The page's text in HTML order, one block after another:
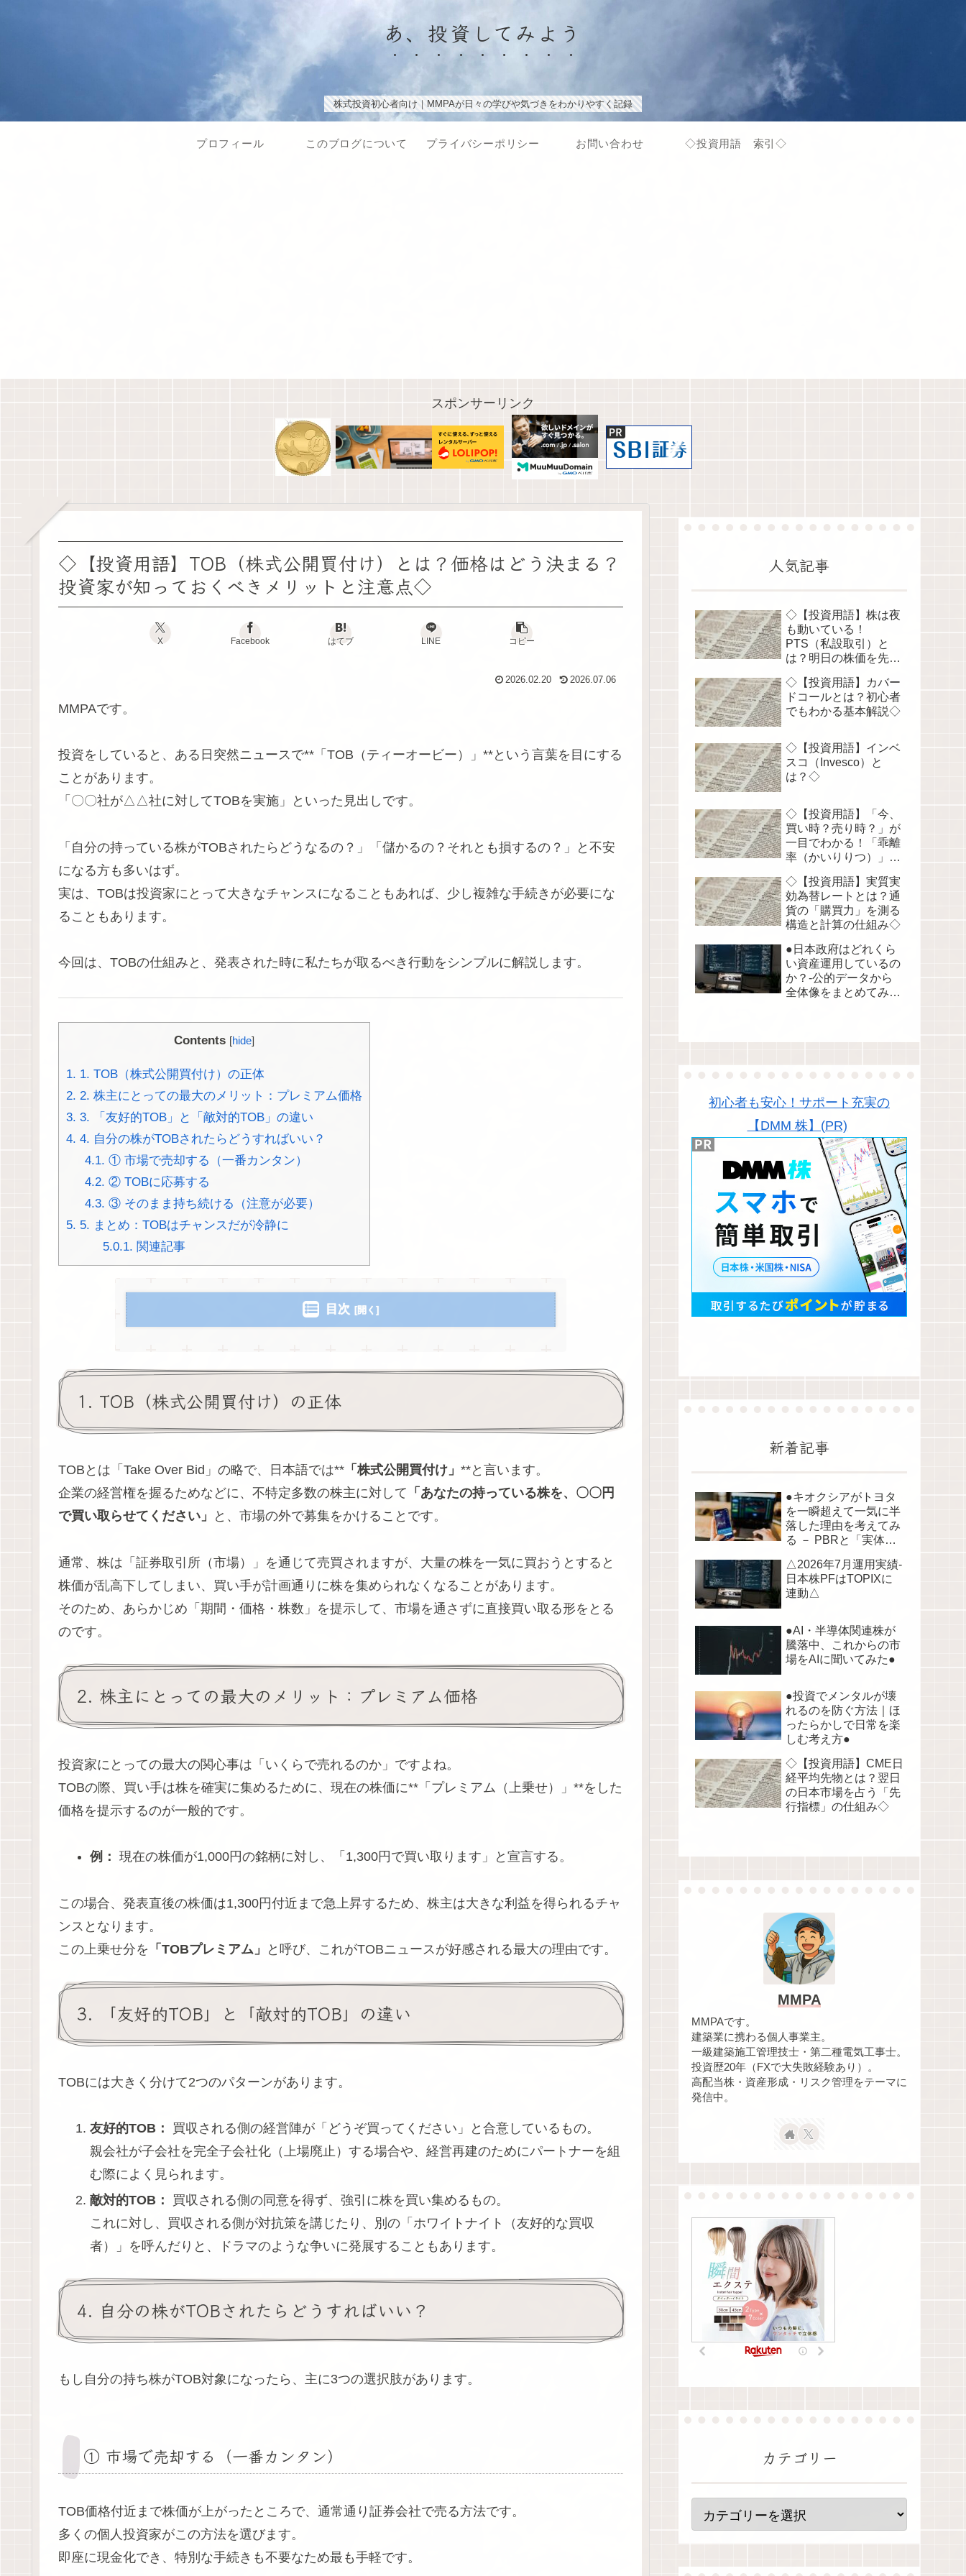
あ、投資してみよう
株式投資初心者向け｜MMPAが日々の学びや気づきをわかりやすく記録
プロフィール このブログについて プライバシーポリシー お問い合わせ ◇投資用語 索引◇
スポンサーリンク
◇【投資用語】TOB（株式公開買付け）とは？価格はどう決まる？
投資家が知っておくべきメリットと注意点◇
X Facebook はてブ LINE コピー
2026.02.20 2026.07.06
MMPAです。
投資をしていると、ある日突然ニュースで**「TOB（ティーオービー）」**という言葉を目にする
ことがあります。
「〇〇社が△△社に対してTOBを実施」といった見出しです。
「自分の持っている株がTOBされたらどうなるの？」「儲かるの？それとも損するの？」と不安
になる方も多いはず。
実は、TOBは投資家にとって大きなチャンスになることもあれば、少し複雑な手続きが必要にな
ることもあります。
今回は、TOBの仕組みと、発表された時に私たちが取るべき行動をシンプルに解説します。
Contents [hide]
1. 1. TOB（株式公開買付け）の正体
2. 2. 株主にとっての最大のメリット：プレミアム価格
3. 3. 「友好的TOB」と「敵対的TOB」の違い
4. 4. 自分の株がTOBされたらどうすればいい？
4.1. ① 市場で売却する（一番カンタン）
4.2. ② TOBに応募する
4.3. ③ そのまま持ち続ける（注意が必要）
5. 5. まとめ：TOBはチャンスだが冷静に
5.0.1. 関連記事
目次
1. TOB（株式公開買付け）の正体
TOBとは「Take Over Bid」の略で、日本語では** 「株式公開買付け」 **と言います。
企業の経営権を握るためなどに、不特定多数の株主に対して 「あなたの持っている株を、〇〇円
で買い取らせてください」
と、市場の外で募集をかけることです。
通常、株は「証券取引所（市場）」を通じて売買されますが、大量の株を一気に買おうとすると
株価が乱高下してしまい、買い手が計画通りに株を集められなくなることがあります。
そのため、あらかじめ「期間・価格・株数」を提示して、市場を通さずに直接買い取る形をとる
のです。
2. 株主にとっての最大のメリット：プレミアム価格
投資家にとっての最大の関心事は「いくらで売れるのか」ですよね。
TOBの際、買い手は株を確実に集めるために、現在の株価に**「プレミアム（上乗せ）」**をした
価格を提示するのが一般的です。
例： 現在の株価が1,000円の銘柄に対し、「1,300円で買い取ります」と宣言する。
この場合、発表直後の株価は1,300円付近まで急上昇するため、株主は大きな利益を得られるチャ
ンスとなります。
この上乗せ分を 「TOBプレミアム」 と呼び、これがTOBニュースが好感される最大の理由です。
3. 「友好的TOB」と「敵対的TOB」の違い
TOBには大きく分けて2つのパターンがあります。
友好的TOB：
買収される側の経営陣が「どうぞ買ってください」と合意しているもの。
親会社が子会社を完全子会社化（上場廃止）する場合や、経営再建のためにパートナーを組
む際によく見られます。
敵対的TOB：
買収される側の同意を得ず、強引に株を買い集めるもの。
これに対し、買収される側が対抗策を講じたり、別の「ホワイトナイト（友好的な買収
者）」を呼んだりと、ドラマのような争いに発展することもあります。
4. 自分の株がTOBされたらどうすればいい？
もし自分の持ち株がTOB対象になったら、主に3つの選択肢があります。
① 市場で売却する（一番カンタン）
TOB価格付近まで株価が上がったところで、通常通り証券会社で売る方法です。
多くの個人投資家がこの方法を選びます。
即座に現金化でき、特別な手続きも不要なため最も手軽です。
人気記事
◇【投資用語】株は夜
も動いている！
PTS（私設取引）と
は？明日の株価を先読
◇【投資用語】カバー
ドコールとは？初心者
でもわかる基本解説◇
◇【投資用語】インベ
スコ（Invesco）と
は？◇
◇【投資用語】「今、
買い時？売り時？」が
一目でわかる！「乖離
率（かいりりつ）」を
◇【投資用語】実質実
効為替レートとは？通
貨の「購買力」を測る
構造と計算の仕組み◇
●日本政府はどれくら
い資産運用しているの
か？-公的データから
全体像をまとめてみま
初心者も安心！サポート充実の
【DMM 株】(PR)
新着記事
●キオクシアがトヨタ
を一瞬超えて一気に半
落した理由を考えてみ
る － PBRと「実体資
の構造●
△2026年7月運用実績-
日本株PFはTOPIXに
連動△
●AI・半導体関連株が
騰落中、これからの市
場をAIに聞いてみた●
●投資でメンタルが壊
れるのを防ぐ方法｜ほ
ったらかしで日常を楽
しむ考え方●
◇【投資用語】CME日
経平均先物とは？翌日
の日本市場を占う「先
行指標」の仕組み◇
MMPA
MMPAです。
建築業に携わる個人事業主。
一級建築施工管理技士・第二種電気工事士。
投資歴20年（FXで大失敗経験あり）。
高配当株・資産形成・リスク管理をテーマに
発信中。
カテゴリー